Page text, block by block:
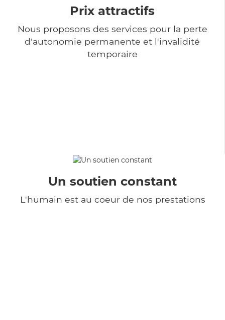
Prix attractifs
Nous proposons des services pour la perte
d'autonomie permanente et l'invalidité
temporaire
Un soutien constant
L'humain est au coeur de nos prestations